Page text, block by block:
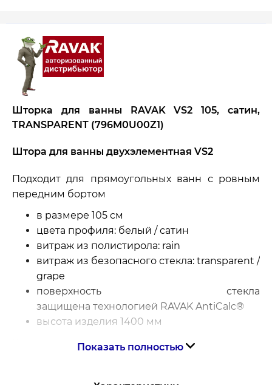
Шторка для ванны RAVAK VS2 105, сатин,
TRANSPARENT (796M0U00Z1)
Штора для ванны двухэлементная VS2
Подходит для прямоугольных ванн с ровным
передним бортом
в размере 105 см
цвета профиля: белый / сатин
витраж из полистирола: rain
витраж из безопасного стекла: transparent /
grape
поверхность стекла
защищена технологией RAVAK AntiCalc®
высота изделия 1400 мм
Штора состоит из двух подвижных частей,
Показать полностью